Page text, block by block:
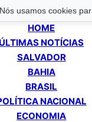
usamos cookies
HOME
ÚLTIMAS NOTÍCIAS
SALVADOR
BAHIA
BRASIL
NACIONAL
ECONOMIA